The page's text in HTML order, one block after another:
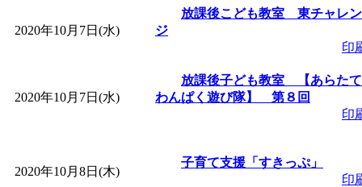
間：2026/08/10～2026/
赤ちゃん交流広場
間：2026/08/10～2026/
「みなづる号乗車体
2020年10月7日(水)
放課後こども教室 東チャレン
ジ
印
2020年10月7日(水)
放課後子ども教室 【あらたて
わんぱく遊び隊】 第８回
印
2020年10月8日(木)
子育て支援「すきっぷ」
印